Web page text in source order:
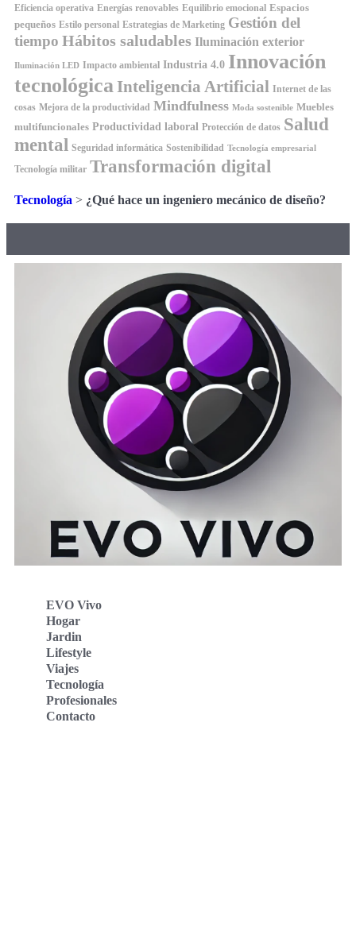
Eficiencia operativa Energías renovables Equilibrio emocional Espacios
pequeños Estilo personal Estrategias de Marketing Gestión del
tiempo Hábitos saludables Iluminación exterior
Iluminación LED Impacto ambiental Industria 4.0 Innovación
tecnológica Inteligencia Artificial Internet de las
cosas Mejora de la productividad Mindfulness Moda sostenible Muebles
multifuncionales Productividad laboral Protección de datos Salud
mental Seguridad informática Sostenibilidad Tecnología empresarial
Tecnología militar Transformación digital
Tecnología > ¿Qué hace un ingeniero mecánico de diseño?
EVO Vivo
Hogar
Jardin
Lifestyle
Viajes
Tecnología
Profesionales
Contacto